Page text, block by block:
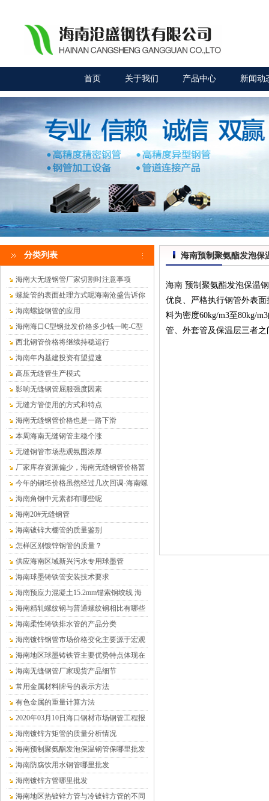
首页 关于我们 产品中心 新闻动
分类列表
海南大无缝钢管厂家切割时注意事项
螺旋管的表面处理方式呢海南沧盛告诉你
海南螺旋钢管的应用
海南海口C型钢批发价格多少钱一吨-C型
钢厂家
西北钢管价格将继续持稳运行
海南年内基建投资有望提速
高压无缝管生产模式
影响无缝钢管屈服强度因素
无缝方管使用的方式和特点
海南无缝钢管价格也是一路下滑
本周海南无缝钢管主稳个涨
无缝钢管市场悲观氛围浓厚
厂家库存资源偏少，海南无缝钢管价格暂
时平稳为主
今年的钢坯价格虽然经过几次回调-海南螺
旋钢管
海南角钢中元素都有哪些呢
海南20#无缝钢管
海南镀锌大棚管的质量鉴别
怎样区别镀锌钢管的质量？
供应海南区域新兴污水专用球墨管
海南球墨铸铁管安装技术要求
海南预应力混凝土15.2mm锚索钢绞线 海
南沧盛销售
海南精轧螺纹钢与普通螺纹钢相比有哪些
优点？
海南柔性铸铁排水管的产品分类
海南镀锌钢管市场价格变化主要源于宏观
供求关系的变化
海南地区球墨铸铁管主要优势特点体现在
哪儿
海南无缝钢管厂家现货产品细节
常用金属材料牌号的表示方法
有色金属的重量计算方法
2020年03月10日海口钢材市场钢管工程报
价表
海南镀锌方矩管的质量分析情况
海南预制聚氨酯发泡保温钢管保哪里批发
（温泉水专用）
海南防腐饮用水钢管哪里批发
海南镀锌方管哪里批发
海南地区热镀锌方管与冷镀锌方管的不同
海南预制聚氨酯发泡保
海南 预制聚氨酯发泡保温
优良、严格执行钢管外表
料为密度60kg/m3至80kg/
管、外套管及保温层三者